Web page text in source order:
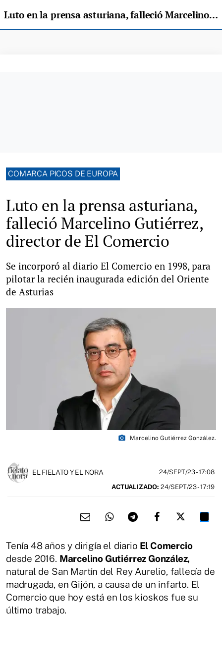
Luto en la prensa asturiana, falleció Marcelino Gutiérrez, director de El Comercio
COMARCA PICOS DE EUROPA
Luto en la prensa asturiana,
falleció Marcelino Gutiérrez,
director de El Comercio
Se incorporó al diario El Comercio en 1998, para
pilotar la recién inaugurada edición del Oriente
de Asturias
photo_camera Marcelino Gutiérrez González.
EL FIELATO Y EL NORA 24/SEPT/23- 17:08
ACTUALIZADO: 24/SEPT/23 - 17:19
Tenía 48 años y dirigía el diario El Comercio
desde 2016. Marcelino Gutiérrez González,
natural de San Martín del Rey Aurelio, fallecía de
madrugada, en Gijón, a causa de un infarto. El
Comercio que hoy está en los kioskos fue su
último trabajo.